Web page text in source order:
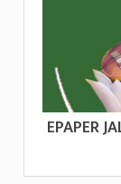
EPAPER